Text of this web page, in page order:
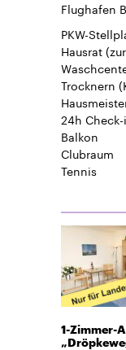
Flughafen
PKW-
Hausrat
Trocknern
24h
Balkon
Clubraum
Tennis
1-Zimmer-